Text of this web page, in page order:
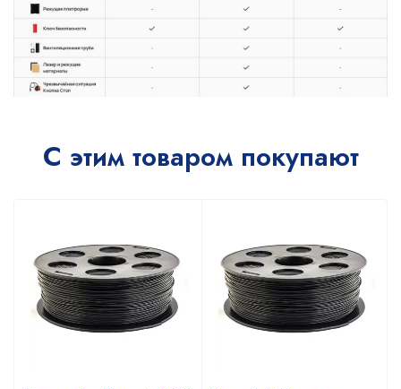
С этим товаром покупают